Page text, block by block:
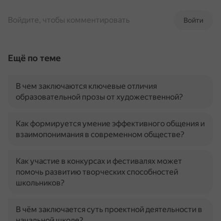
Войти
Войдите, чтобы комментировать
Ещё по теме
В чем заключаются ключевые отличия
образовательной прозы от художественной?
Как формируется умение эффективного общения и
взаимопонимания в современном обществе?
Как участие в конкурсах и фестивалях может
помочь развитию творческих способностей
школьников?
В чём заключается суть проектной деятельности в